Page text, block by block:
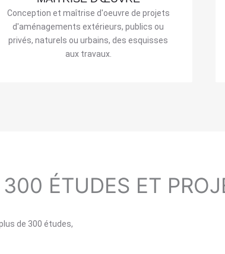
Conception et maîtrise d'oeuvre de projets
d'aménagements extérieurs, publics ou
privés, naturels ou urbains, des esquisses
aux travaux.
ÉTUDES ET
de 300 études,